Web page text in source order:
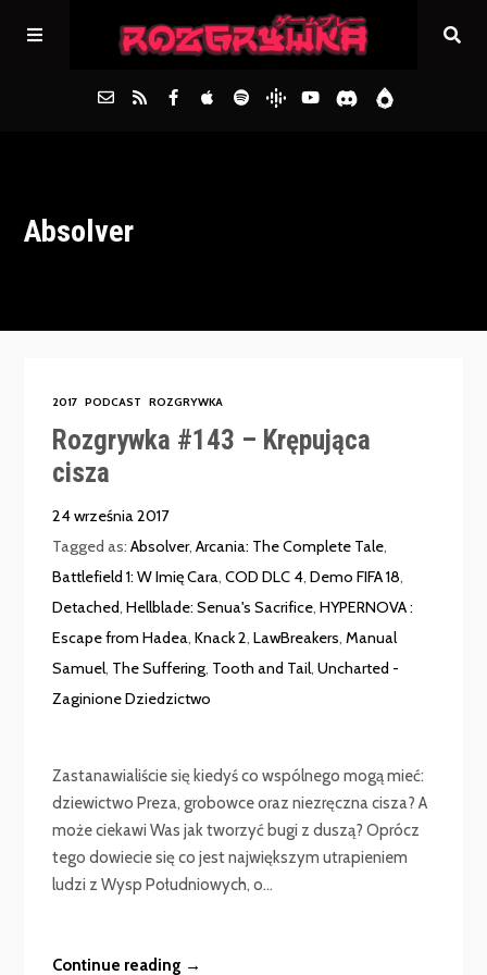
Archiwum
Absolver
2017 PODCAST ROZGRYWKA
Rozgrywka #143 – Krępująca
cisza
24 września 2017
Tagged as:Absolver,Arcania: The Complete Tale,
Battlefield 1: W Imię Cara,COD DLC 4,Demo FIFA 18,
Detached,Hellblade: Senua's Sacrifice,HYPERNOVA :
Escape from Hadea,Knack 2,LawBreakers,Manual
Samuel, The Suffering, Tooth and Tail,Uncharted -
Zaginione Dziedzictwo
Zastanawialiście się kiedyś co wspólnego mogą mieć:
dziewictwo Preza, grobowce oraz niezręczna cisza? A
może ciekawi Was jak tworzyć bugi z duszą? Oprócz
tego dowiecie się co jest największym utrapieniem
ludzi z Wysp Południowych, o...
Continue reading →